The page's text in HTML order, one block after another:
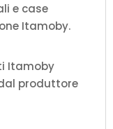
e case
Itamoby.
Itamoby
produttore